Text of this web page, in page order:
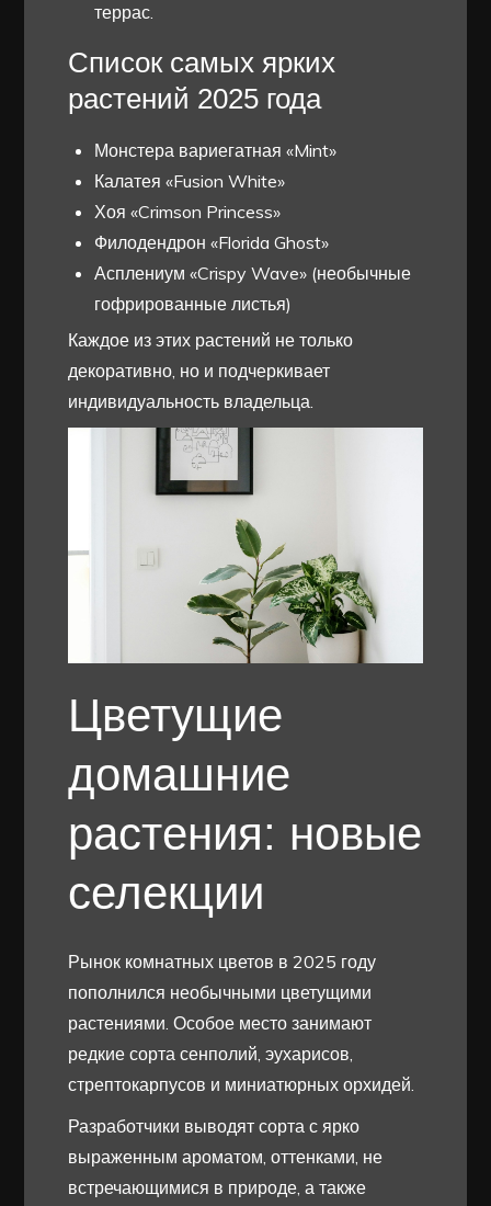
террас.
Список самых ярких
растений 2025 года
Монстера вариегатная «Mint»
Калатея «Fusion White»
Хоя «Crimson Princess»
Филодендрон «Florida Ghost»
Асплениум «Crispy Wave» (необычные
гофрированные листья)
Каждое из этих растений не только
декоративно, но и подчеркивает
индивидуальность владельца.
Цветущие
домашние
растения: новые
селекции
Рынок комнатных цветов в 2025 году
пополнился необычными цветущими
растениями. Особое место занимают
редкие сорта сенполий, эухарисов,
стрептокарпусов и миниатюрных орхидей.
Разработчики выводят сорта с ярко
выраженным ароматом, оттенками, не
встречающимися в природе, а также